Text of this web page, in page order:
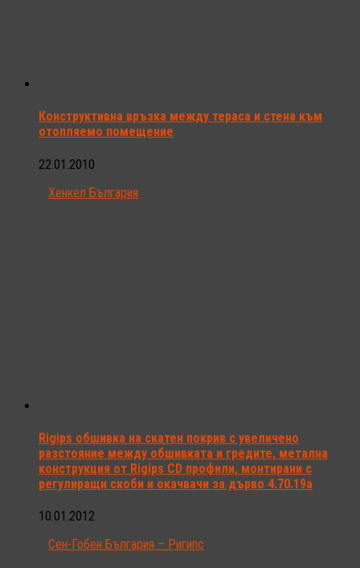
Конструктивна връзка между тераса и стена към
отопляемо помещение
22.01.2010
Хенкел България
Rigips обшивка на скатен покрив с увеличeно
разстояние между обшивката и гредите, метална
конструкция от Rigips CD профили, монтирани с
регулиращи скоби и окачвачи за дърво 4.70.19a
10.01.2012
Сен-Гобен България – Ригипс